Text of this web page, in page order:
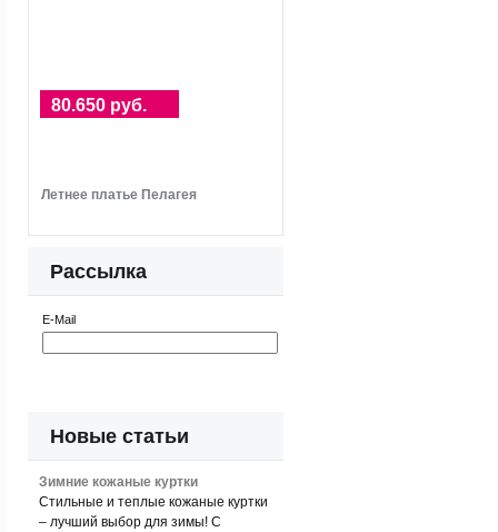
80.650 руб.
Летнее платье Пелагея
Рассылка
E-Mail
Новые статьи
Зимние кожаные куртки
Стильные и теплые кожаные куртки
– лучший выбор для зимы! С